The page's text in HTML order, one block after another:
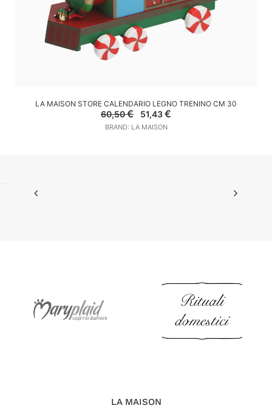
AGGIUNGI AL CARRELLO
LA MAISON STORE CALENDARIO LEGNO TRENINO CM 30
60,50€
Il
prezzo
originale
51,43€Il
BRAND: LA MAISON
LA MAISON